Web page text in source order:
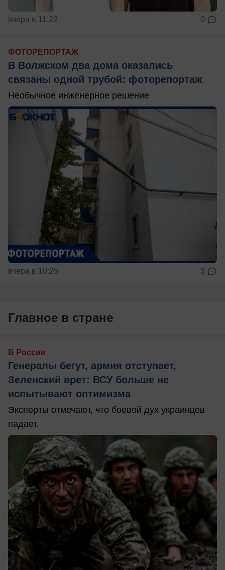
вчера в 11:22 0
ФОТОРЕПОРТАЖ
В Волжском два дома оказались
связаны одной трубой: фоторепортаж
Необычное инженерное решение
вчера в 10:25 3
Главное в стране
В России
Генералы бегут, армия отступает,
Зеленский врет: ВСУ больше не
испытывают оптимизма
Эксперты отмечают, что боевой дух украинцев
падает.